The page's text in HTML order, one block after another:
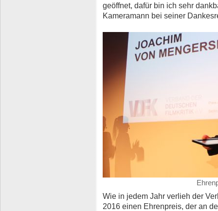
geöffnet, dafür bin ich sehr
Kameramann bei seiner
Wie in jedem Jahr verlieh der
2016 einen Ehrenpreis, der an